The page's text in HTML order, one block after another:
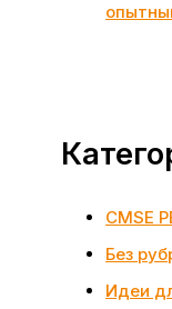
CMSE
Без
Идеи